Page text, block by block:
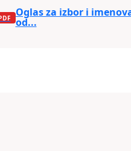
Oglas za izbor i
od...